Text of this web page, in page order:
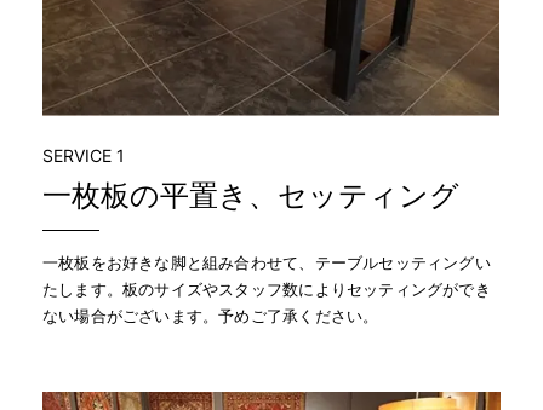
一枚板の平置き、セッティング
SERVICE 1
一枚板をお好きな脚と組み合わせて、テーブルセッティングい
たします。板のサイズやスタッフ数によりセッティングができ
ない場合がございます。予めご了承ください。